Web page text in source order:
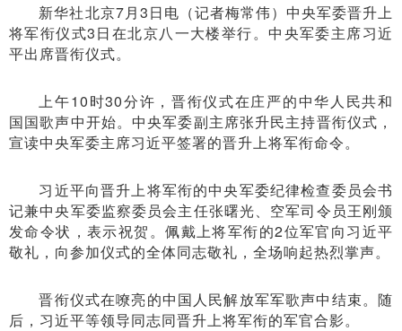
新华社北京7月3日电（记者梅常伟）中央军委晋升上
将军衔仪式3日在北京八一大楼举行。中央军委主席习近
平出席晋衔仪式。
上午10时30分许，晋衔仪式在庄严的中华人民共和
国国歌声中开始。中央军委副主席张升民主持晋衔仪式，
宣读中央军委主席习近平签署的晋升上将军衔命令。
习近平向晋升上将军衔的中央军委纪律检查委员会书
记兼中央军委监察委员会主任张曙光、空军司令员王刚颁
发命令状，表示祝贺。佩戴上将军衔的2位军官向习近平
敬礼，向参加仪式的全体同志敬礼，全场响起热烈掌声。
晋衔仪式在嘹亮的中国人民解放军军歌声中结束。随
后，习近平等领导同志同晋升上将军衔的军官合影。